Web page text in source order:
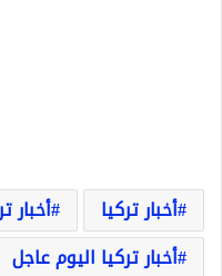
أخبار تركيا
أخبار
أخبار تركيا اليوم عاجل